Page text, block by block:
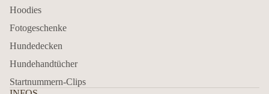
Hoodies
Fotogeschenke
Hundedecken
Hundehandtücher
Startnummern-Clips